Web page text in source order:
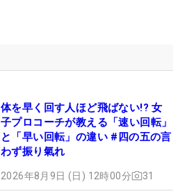
体を早く回す人ほど飛ばない!? 女
子プロコーチが教える「速い回転」
と「早い回転」の違い #四の五の言
わず振り氣れ
2026年8月9日 (日) 12時00分 31